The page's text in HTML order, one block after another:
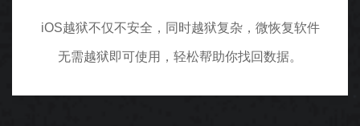
iOS越狱不仅不安全，同时越狱复杂，微恢复软件
无需越狱即可使用，轻松帮助你找回数据。